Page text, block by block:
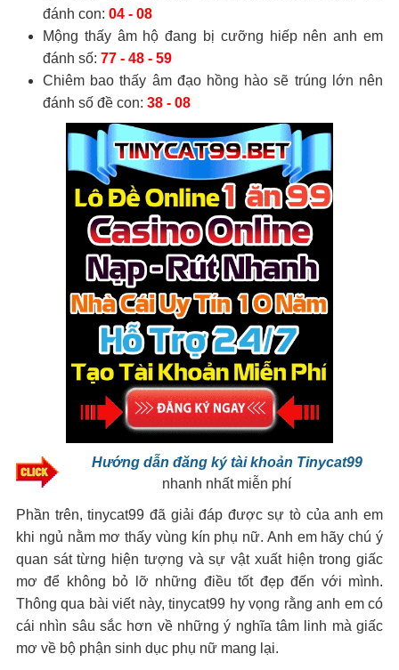
đánh con: 04 - 08
Mộng thấy âm hộ đang bị cưỡng hiếp nên anh em
đánh số: 77 - 48 - 59
Chiêm bao thấy âm đạo hồng hào sẽ trúng lớn nên
đánh số đề con: 38 - 08
Hướng dẫn đăng ký tài khoản Tinycat99
nhanh nhất miễn phí
Phần trên, tinycat99 đã giải đáp được sự tò của anh em
khi ngủ nằm mơ thấy vùng kín phụ nữ. Anh em hãy chú ý
quan sát từng hiện tượng và sự vật xuất hiện trong giấc
mơ để không bỏ lỡ những điều tốt đẹp đến với mình.
Thông qua bài viết này, tinycat99 hy vọng rằng anh em có
cái nhìn sâu sắc hơn về những ý nghĩa tâm linh mà giấc
mơ về bộ phận sinh dục phụ nữ mang lại.